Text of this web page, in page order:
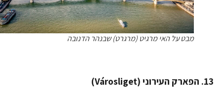
מבט על האי מרגיט (מרגרט) שבנהר הדנובה